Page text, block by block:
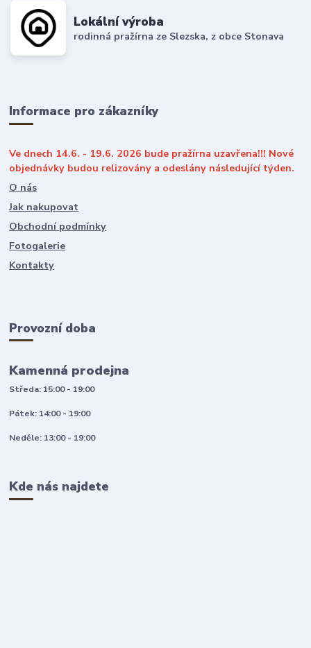
Lokální výroba
rodinná pražírna ze Slezska, z obce Stonava
Informace pro zákazníky
Ve dnech 14.6. - 19.6. 2026 bude pražírna uzavřena!!! Nové
objednávky budou relizovány a odeslány následující týden.
O nás
Jak nakupovat
Obchodní podmínky
Fotogalerie
Kontakty
Provozní doba
Kamenná prodejna
Středa: 15:00 - 19:00
Pátek: 14:00 - 19:00
Neděle: 13:00 - 19:00
Kde nás najdete